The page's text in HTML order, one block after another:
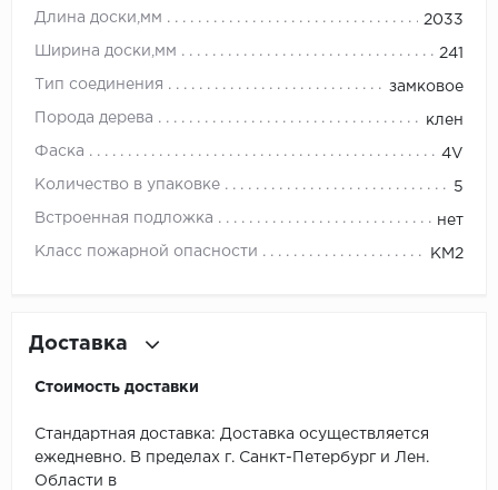
Primavera
SPC Ideal Flooring
Длина доски,мм 2033
Ширина доски,мм 241
Тип соединения замковое
Порода дерева клен
Фаска 4V
Количество в упаковке 5
Встроенная подложка нет
Класс пожарной опасности КМ2
Доставка
Стоимость доставки
Стандартная доставка: Доставка осуществляется
ежедневно. В пределах г. Санкт-Петербург и Лен.
Области в